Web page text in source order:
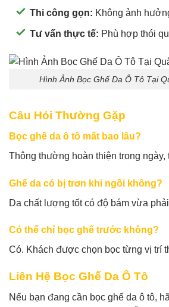
Thi công gọn: Không ảnh
Tư vấn thực tế: Phù hợp thói
Hình Ảnh Bọc Ghế Da Ô Tô Tại
Câu Hỏi Thường Gặp
Bọc ghế da ô tô mất bao lâu?
Thông thường hoàn thiện trong ngày,
Ghế da có bị trơn khi ngồi không?
Da chất lượng tốt có độ bám vừa
Có thể chỉ bọc ghế trước không?
Có. Khách được chọn bọc từng vị trí
Liên Hệ Bọc Ghế Da Ô Tô
Nếu bạn đang cần bọc ghế da ô tô,